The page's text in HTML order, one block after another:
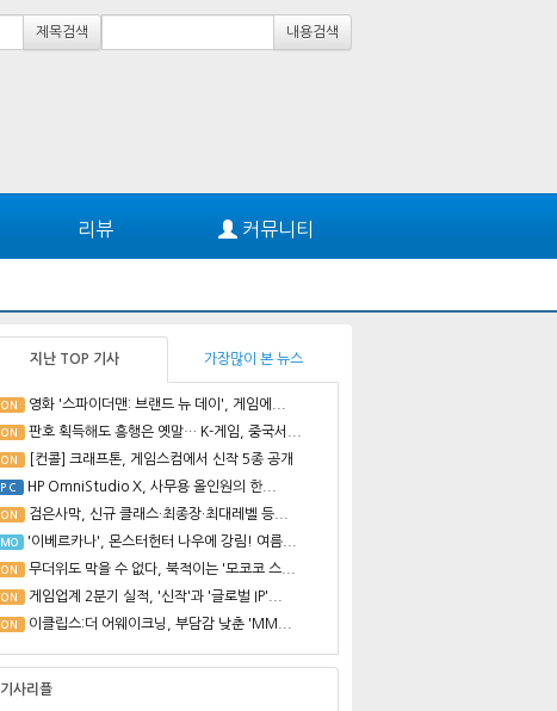
제목검색 내용검색
리뷰 커뮤니티
지난 TOP 기사 가장많이 본 뉴스
ON 영화 '스파이더맨: 브랜드 뉴 데이', 게임에...
ON 판호 획득해도 흥행은 옛말… K-게임, 중국서...
ON [컨콜] 크래프톤, 게임스컴에서 신작 5종 공개
PC HP OmniStudio X, 사무용 올인원의 한...
ON 검은사막, 신규 클래스·최종장·최대레벨 등...
MO '이베르카나', 몬스터헌터 나우에 강림! 여름...
ON 무더위도 막을 수 없다, 북적이는 '모코코 스...
ON 게임업계 2분기 실적, '신작'과 '글로벌 IP'...
ON 이클립스:더 어웨이크닝, 부담감 낮춘 'MM...
기사리플